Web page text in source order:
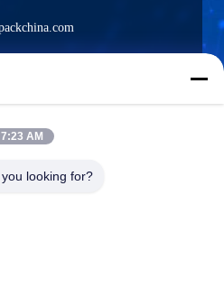
7:23 AM
looking for?